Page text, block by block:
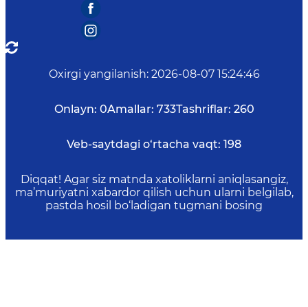
Oxirgi yangilanish: 2026-08-07 15:24:46
Onlayn: 0Amallar: 733Tashriflar: 260
Veb-saytdagi o‘rtacha vaqt: 198
Diqqat! Agar siz matnda xatoliklarni aniqlasangiz,
ma’muriyatni xabardor qilish uchun ularni belgilab,
pastda hosil bo‘ladigan tugmani bosing